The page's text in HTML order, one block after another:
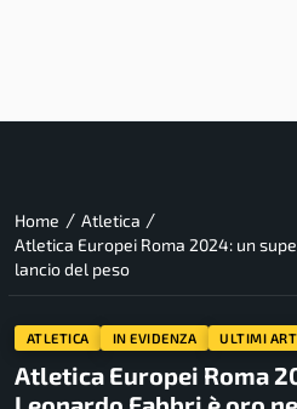
Home / Atletica /
Atletica Europei Roma 2024: un
lancio del peso
ATLETICA IN EVIDENZA ULTIMI
Atletica Europei Roma